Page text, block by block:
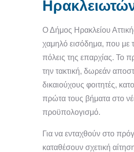
Ο Δήμος Ηρακλείου
χαμηλό εισόδημα, που με
πόλεις της επαρχίας. Το
την τακτική, δωρεάν
δικαιούχους φοιτητές,
πρώτα τους βήματα στο
προϋπολογισμό.
Για να ενταχθούν στο
καταθέσουν σχετική